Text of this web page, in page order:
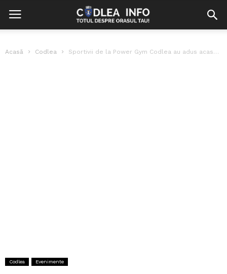
Acasă Codlea Sportivii de la Power Gym Codlea au adus acasă 12 medalii de...
Codlea Evenimente